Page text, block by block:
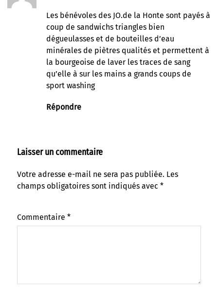
Les bénévoles des JO.de la Honte sont payés à
coup de sandwichs triangles bien
dégueulasses et de bouteilles d’eau
minérales de piètres qualités et permettent à
la bourgeoise de laver les traces de sang
qu’elle à sur les mains a grands coups de
sport washing
Répondre
Laisser un commentaire
Votre adresse e-mail ne sera pas publiée. Les
champs obligatoires sont indiqués avec *
Commentaire *